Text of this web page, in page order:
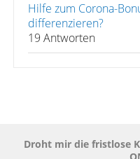
Hilfe zum Corona-
differenzieren?
19 Antworten
Droht mir die fristlose